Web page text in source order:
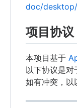
doc/
项目协议
本项目基于
以下协议是
如有冲突，以